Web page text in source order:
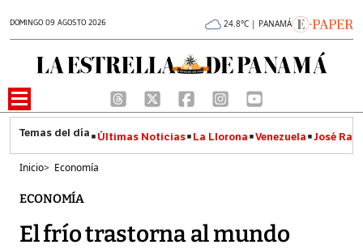
DOMINGO 09 AGOSTO 2026 24.8°C | PANAMÁ
Últimas Noticias La Llorona Venezuela José
Inicio> Economía
ECONOMÍA
El frío trastorna al mundo